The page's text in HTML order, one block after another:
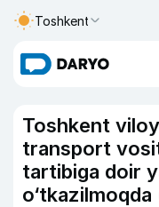
Toshkent
Toshkent
transport
tartibiga doir